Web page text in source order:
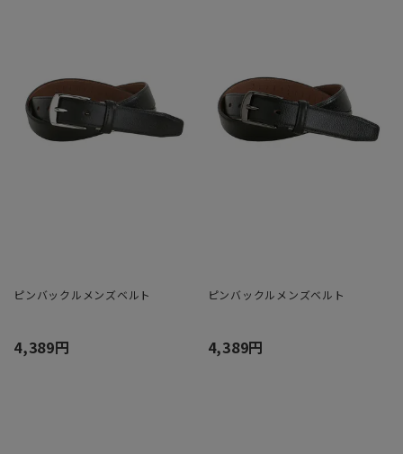
ピンバックルメンズベルト
4,389円
ピンバックルメンズベルト
4,389円